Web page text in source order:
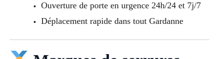
Ouverture de porte en urgence 24h/24 et 7j/7
Déplacement rapide dans tout Gardanne